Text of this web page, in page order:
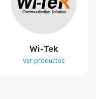
Wi-Tek
Ver productos